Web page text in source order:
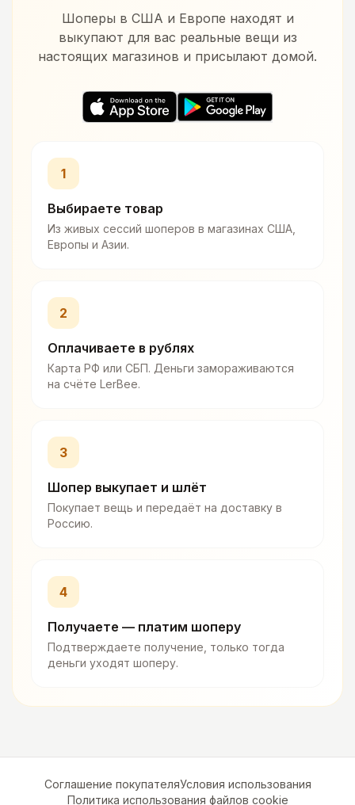
Шоперы в США и Европе находят и
выкупают для вас реальные вещи из
настоящих магазинов и присылают домой.
1
Выбираете товар
Из живых сессий шоперов в магазинах США,
Европы и Азии.
2
Оплачиваете в рублях
Карта РФ или СБП. Деньги замораживаются
на счёте LerBee.
3
Шопер выкупает и шлёт
Покупает вещь и передаёт на доставку в
Россию.
4
Получаете — платим шоперу
Подтверждаете получение, только тогда
деньги уходят шоперу.
Соглашение покупателяУсловия использования
Политика использования файлов cookie